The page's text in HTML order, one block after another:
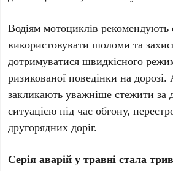
Водіям мотоциклів рекомендують
використовувати шоломи та
дотримуватися швидкісного
ризикованої поведінки на дорозі.
закликають уважніше стежити
ситуацією під час обгону,
другорядних доріг.
Серія аварій у травні стала